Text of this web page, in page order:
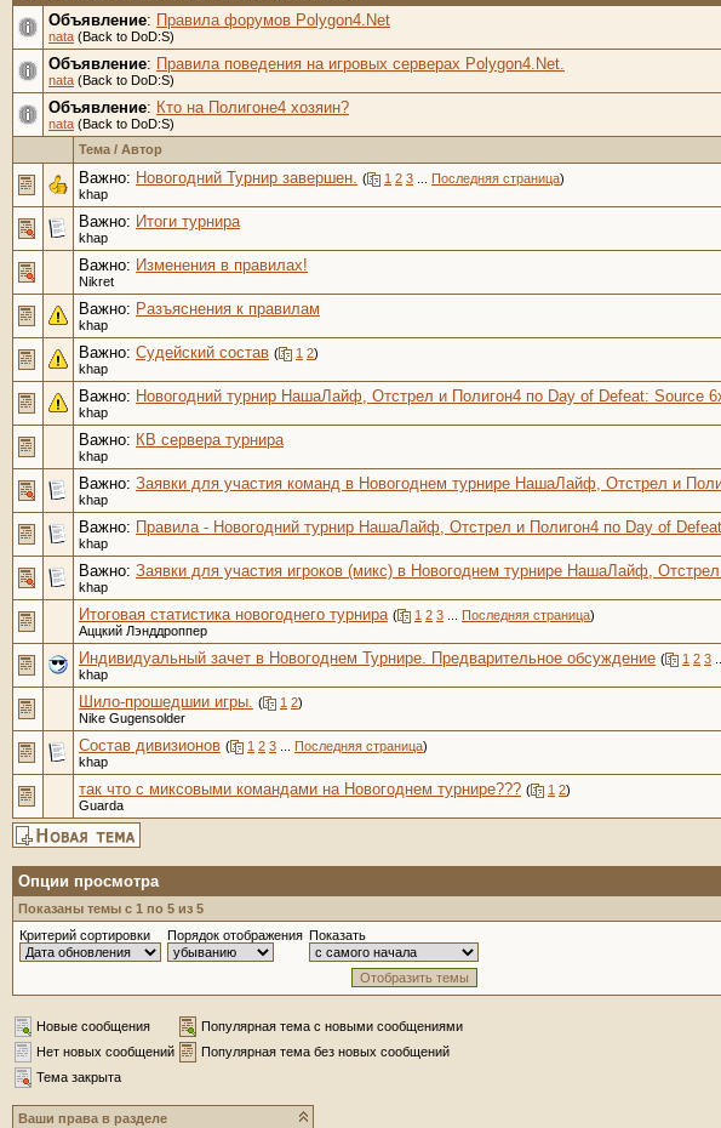
Объявление: Правила форумов Polygon4.Net
nata (Back to DoD:S)
Объявление: Правила поведения на игровых серверах Polygon4.Net.
nata (Back to DoD:S)
Объявление: Кто на Полигоне4 хозяин?
nata (Back to DoD:S)
Тема / Автор
Важно: Новогодний Турнир завершен. ( 1 2 3 Последняя страница)
khap
Важно: Итоги турнира
khap
Важно: Изменения в правилах!
Nikret
Важно: Разъяснения к правилам
khap
Важно: Судейский состав ( 1 2)
khap
Важно: Новогодний турнир НашаЛайф, Отстрел и Полигон4 по Day of Defeat: Source
khap
Важно: КВ сервера турнира
khap
Важно: Заявки для участия команд в Новогоднем турнире НашаЛайф, Отстрел и
khap
Важно: Правила - Новогодний турнир НашаЛайф, Отстрел и Полигон4 по Day of
khap
Важно: Заявки для участия игроков (микс) в Новогоднем турнире НашаЛайф,
khap
Итоговая статистика новогоднего турнира ( 1 2 3 Последняя страница)
Аццкий Лэнддроппер
Индивидуальный зачет в Новогоднем Турнире. Предварительное обсуждение ( 1 2 3
khap
Шило-прошедшии игры. ( 1 2)
Nike Gugensolder
Состав дивизионов ( 1 2 3 Последняя страница)
khap
так что с миксовыми командами на Новогоднем турнире??? ( 1 2)
Guarda
Опции просмотра
Показаны темы с 1 по 5 из 5
Критерий сортировки
Порядок отображения Показать
Новые сообщения
Популярная тема с новыми сообщениями
Нет новых сообщений
Популярная тема без новых сообщений
Тема закрыта
Ваши права в разделе